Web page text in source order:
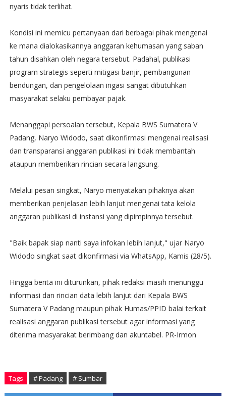
nyaris tidak terlihat.
Kondisi ini memicu pertanyaan dari berbagai pihak mengenai
ke mana dialokasikannya anggaran kehumasan yang saban
tahun disahkan oleh negara tersebut. Padahal, publikasi
program strategis seperti mitigasi banjir, pembangunan
bendungan, dan pengelolaan irigasi sangat dibutuhkan
masyarakat selaku pembayar pajak.
Menanggapi persoalan tersebut, Kepala BWS Sumatera V
Padang, Naryo Widodo, saat dikonfirmasi mengenai realisasi
dan transparansi anggaran publikasi ini tidak membantah
ataupun memberikan rincian secara langsung.
Melalui pesan singkat, Naryo menyatakan pihaknya akan
memberikan penjelasan lebih lanjut mengenai tata kelola
anggaran publikasi di instansi yang dipimpinnya tersebut.
"Baik bapak siap nanti saya infokan lebih lanjut," ujar Naryo
Widodo singkat saat dikonfirmasi via WhatsApp, Kamis (28/5).
Hingga berita ini diturunkan, pihak redaksi masih menunggu
informasi dan rincian data lebih lanjut dari Kepala BWS
Sumatera V Padang maupun pihak Humas/PPID balai terkait
realisasi anggaran publikasi tersebut agar informasi yang
diterima masyarakat berimbang dan akuntabel. PR-Irmon
Tags # Padang # Sumbar